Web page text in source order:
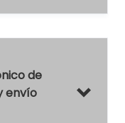
de
envío